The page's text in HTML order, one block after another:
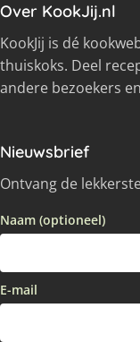
Over KookJij.nl
KookJij is dé
thuiskoks. Deel
andere bezoekers
Nieuwsbrief
Ontvang de
Naam (optioneel)
E-mail